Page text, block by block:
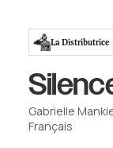
La Distributrice
Gabrielle
Français